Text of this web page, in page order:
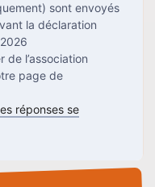
sont envoyés
la déclaration
de l’association
page de
réponses se